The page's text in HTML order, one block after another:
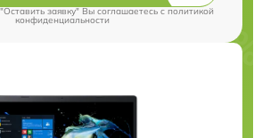
заявку" Вы соглашаетесь cполитикой
конфиденциальности